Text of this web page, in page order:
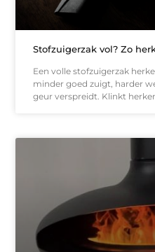
Stofzuigerzak vol? Zo
Een volle stofzuigerzak
minder goed zuigt, harder
geur verspreidt. Klinkt